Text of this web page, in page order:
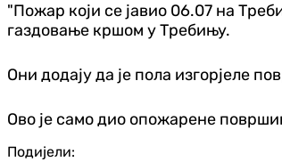
"Пожар који се јавио 06.07 на
газдовање кршом у Требињу.
Они додају да је пола изгорјеле
Ово је само дио опожарене
Подијели: